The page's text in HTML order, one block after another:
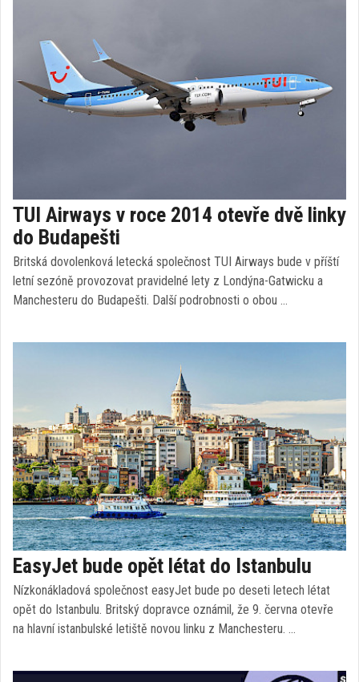
TUI Airways v roce 2014 otevře dvě linky
do Budapešti
Britská dovolenková letecká společnost TUI Airways bude v příští
letní sezóně provozovat pravidelné lety z Londýna-Gatwicku a
Manchesteru do Budapešti. Další podrobnosti o obou …
EasyJet bude opět létat do Istanbulu
Nízkonákladová společnost easyJet bude po deseti letech létat
opět do Istanbulu. Britský dopravce oznámil, že 9. června otevře
na hlavní istanbulské letiště novou linku z Manchesteru. …